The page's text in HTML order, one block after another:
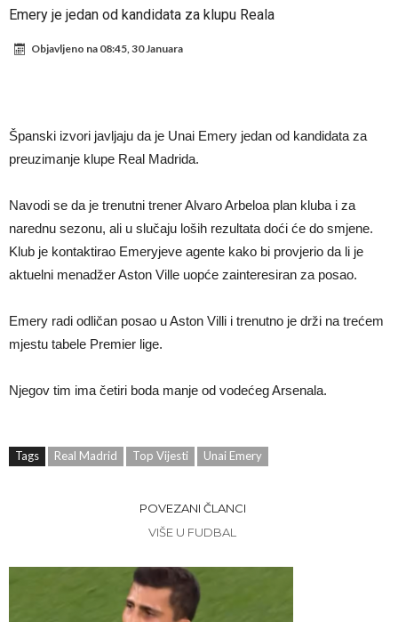
historijski transfer?
Kapiten slavnog kluba ubijen u napadu ispred svoje kuće, nacija
tjera suze
Emery je jedan od kandidata za klupu Reala
Objavljeno na 08:45, 30 Januara
Španski izvori javljaju da je Unai Emery jedan od kandidata za
preuzimanje klupe Real Madrida.
Navodi se da je trenutni trener Alvaro Arbeloa plan kluba i za
narednu sezonu, ali u slučaju loših rezultata doći će do smjene.
Klub je kontaktirao Emeryjeve agente kako bi provjerio da li je
aktuelni menadžer Aston Ville uopće zainteresiran za posao.
Emery radi odličan posao u Aston Villi i trenutno je drži na trećem
mjestu tabele Premier lige.
Njegov tim ima četiri boda manje od vodećeg Arsenala.
Tags Real Madrid Top Vijesti Unai Emery
POVEZANI ČLANCI
VIŠE U FUDBAL